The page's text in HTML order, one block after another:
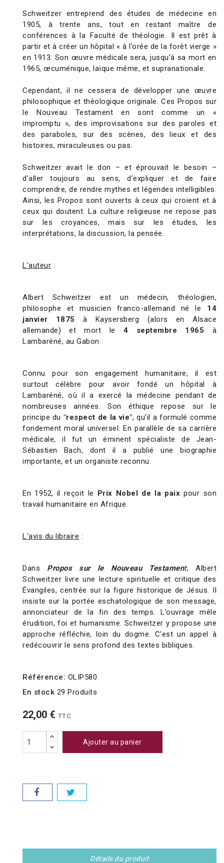
Schweitzer entreprend des études de médecine en
1905, à trente ans, tout en restant maître de
conférences à la Faculté de théologie. Il est prêt à
partir et à créer un hôpital « à l’orée de la forêt vierge »
en 1913. Son œuvre médicale sera, jusqu’à sa mort en
1965, œcuménique, laïque même, et supranationale.
Cependant, il ne cessera de développer une œuvre
philosophique et théologique originale. Ces Propos sur
le Nouveau Testament en sont comme un «
impromptu », des improvisations sur des paroles et
des paraboles, sur des scènes, des lieux et des
histoires, miraculeuses ou pas.
Schweitzer avait le don – et éprouvait le besoin –
d’aller toujours au sens, d’expliquer et de faire
comprendre, de rendre mythes et légendes intelligibles.
Ainsi, les Propos sont ouverts à ceux qui croient et à
ceux qui doutent. La culture religieuse ne repose pas
sur les croyances, mais sur les études, les
interprétations, la discussion, la pensée.
L'auteur :
Albert Schweitzer est un médecin, théologien,
philosophe et musicien franco-allemand né le 14
janvier 1875 à Kaysersberg (alors en Alsace
allemande) et mort le 4 septembre 1965 à
Lambaréné, au Gabon.
Connu pour son engagement humanitaire, il est
surtout célèbre pour avoir fondé un hôpital à
Lambaréné, où il a exercé la médecine pendant de
nombreuses années. Son éthique repose sur le
principe du "respect de la vie", qu’il a formulé comme
fondement moral universel. En parallèle de sa carrière
médicale, il fut un éminent spécialiste de Jean-
Sébastien Bach, dont il a publié une biographie
importante, et un organiste reconnu.
En 1952, il reçoit le Prix Nobel de la paix pour son
travail humanitaire en Afrique.
L'avis du libraire :
Dans Propos sur le Nouveau Testament, Albert
Schweitzer livre une lecture spirituelle et critique des
Évangiles, centrée sur la figure historique de Jésus. Il
insiste sur la portée eschatologique de son message,
annonciateur de la fin des temps. L’ouvrage mêle
érudition, foi et humanisme. Schweitzer y propose une
approche réfléchie, loin du dogme. C’est un appel à
redécouvrir le sens profond des textes bibliques.
Référence: OLIP580
En stock 29 Produits
22,00 € TTC
Ajouter au panier
Détails du produit